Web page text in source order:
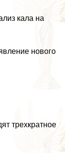
кала на
нового
трехкратное